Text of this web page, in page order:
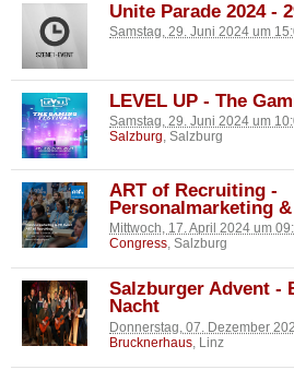
Unite Parade 2024 -
Samstag, 29. Juni 2024 um
LEVEL UP - The
Samstag, 29. Juni 2024 um
Salzburg, Salzburg
ART of Recruiting -
Personalmarketing
Mittwoch, 17. April 2024 um
Congress, Salzburg
Salzburger Advent -
Nacht
Donnerstag, 07. Dezember
Brucknerhaus , Linz